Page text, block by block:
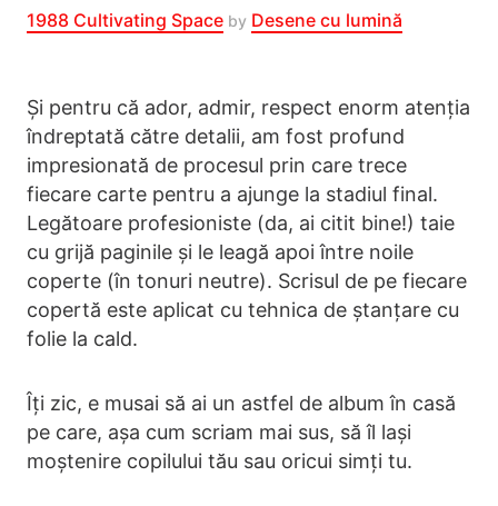
1988 Cultivating Space by Desene cu lumină
Și pentru că ador, admir, respect enorm atenția
îndreptată către detalii, am fost profund
impresionată de procesul prin care trece
fiecare carte pentru a ajunge la stadiul final.
Legătoare profesioniste (da, ai citit bine!) taie
cu grijă paginile și le leagă apoi între noile
coperte (în tonuri neutre). Scrisul de pe fiecare
copertă este aplicat cu tehnica de ștanțare cu
folie la cald.
Îți zic, e musai să ai un astfel de album în casă
pe care, așa cum scriam mai sus, să îl lași
moștenire copilului tău sau oricui simți tu.